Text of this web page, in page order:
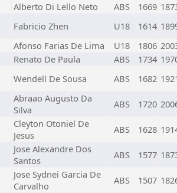
Alberto Di Lello Neto ABS 1669
Fabricio Zhen U18 1614
Afonso Farias De Lima U18 1806
Renato De Paula ABS 1734
Wendell De Sousa ABS 1682
Abraao Augusto Da
Silva
ABS 1720
Cleyton Otoniel De
Jesus
ABS 1628
Jose Alexandre Dos
Santos
ABS 1577
Jose Sydnei Garcia De
Carvalho
ABS 1507